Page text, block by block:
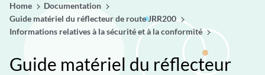
Home
Documentation
Guide matériel du réflecteur de route JRR200
Informations relatives à la sécurité et à la conformité
Guide matériel du réflecteur